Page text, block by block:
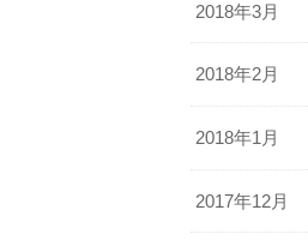
2018年3月
2018年2月
2018年1月
2017年12月